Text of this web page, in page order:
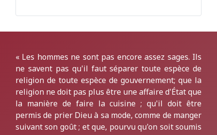
« Les hommes ne sont pas encore assez sages. Ils
ne savent pas qu'il faut séparer toute espèce de
religion de toute espèce de gouvernement; que la
religion ne doit pas plus être une affaire d'État que
la manière de faire la cuisine ; qu'il doit être
permis de prier Dieu à sa mode, comme de manger
suivant son goût ; et que, pourvu qu'on soit soumis